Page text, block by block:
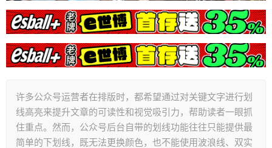
许多公众号运营者在排版时，都希望通过对关键文字进行划
线高亮来提升文章的可读性和视觉吸引力，帮助读者一眼抓
住重点。然而，公众号后台自带的划线功能往往只能提供最
简单的下划线，既无法更换颜色，也不能使用波浪线、双实